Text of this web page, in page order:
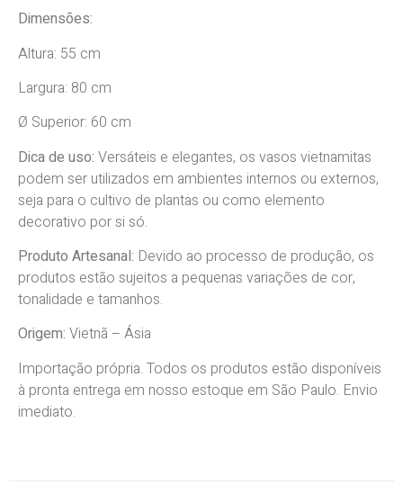
Dimensões:
Altura: 55 cm
Largura: 80 cm
Ø Superior: 60 cm
Dica de uso: Versáteis e elegantes, os vasos vietnamitas
podem ser utilizados em ambientes internos ou externos,
seja para o cultivo de plantas ou como elemento
decorativo por si só.
Produto Artesanal: Devido ao processo de produção, os
produtos estão sujeitos a pequenas variações de cor,
tonalidade e tamanhos.
Origem: Vietnã – Ásia
Importação própria. Todos os produtos estão disponíveis
à pronta entrega em nosso estoque em São Paulo. Envio
imediato.